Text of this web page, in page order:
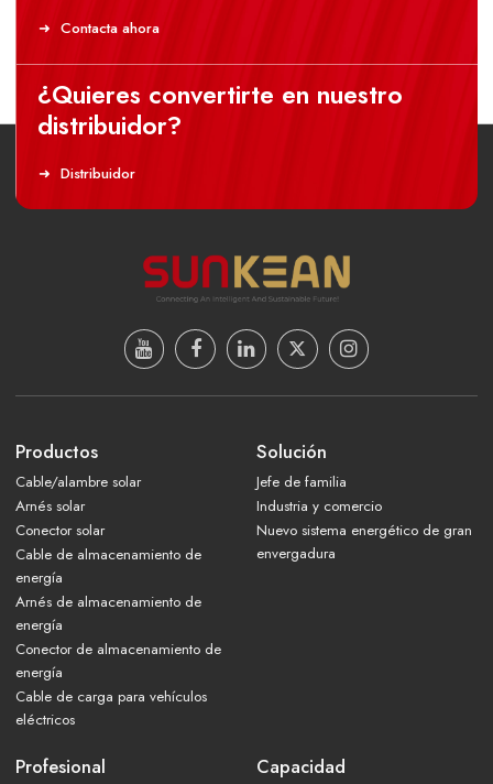
Contacta ahora
¿Quieres convertirte en nuestro
distribuidor?
Distribuidor
Productos
Cable/alambre solar
Arnés solar
Conector solar
Cable de almacenamiento de
energía
Arnés de almacenamiento de
energía
Conector de almacenamiento de
energía
Cable de carga para vehículos
eléctricos
Solución
Jefe de familia
Industria y comercio
Nuevo sistema energético de gran
envergadura
Profesional Capacidad